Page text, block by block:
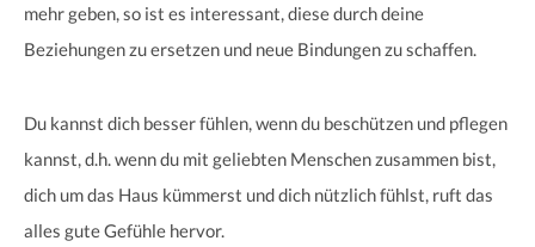
mehr geben, so ist es interessant, diese durch deine
Beziehungen zu ersetzen und neue Bindungen zu schaffen.
Du kannst dich besser fühlen, wenn du beschützen und pflegen
kannst, d.h. wenn du mit geliebten Menschen zusammen bist,
dich um das Haus kümmerst und dich nützlich fühlst, ruft das
alles gute Gefühle hervor.